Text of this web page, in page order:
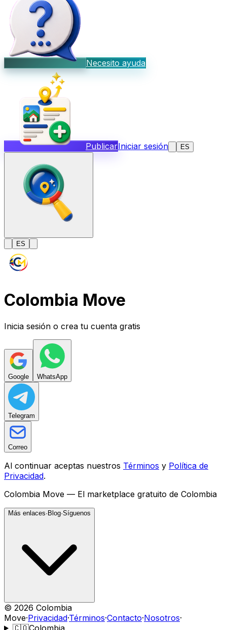
Necesito ayuda
PublicarIniciar sesión ES
ES
Colombia Move
Inicia sesión o crea tu cuenta gratis
Google WhatsApp
Telegram
Correo
Al continuar aceptas nuestros Términos y Política de
Privacidad.
Colombia Move — El marketplace gratuito de Colombia
Más enlaces· Blog·Síguenos
© 2026 Colombia
Move·Privacidad·Términos·Contacto·Nosotros·
🇨🇴Colombia